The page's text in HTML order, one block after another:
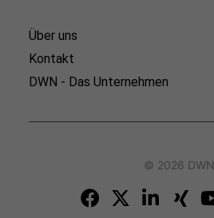
Über uns
Kontakt
DWN - Das Unternehmen
© 2026 DWN